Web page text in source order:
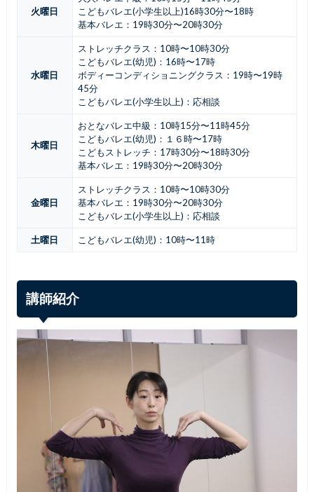
火曜日
こどもバレエ(小学生以上)16時30分〜18時
基本バレエ：19時30分〜20時30分
水曜日
ストレッチクラス：10時〜10時30分
こどもバレエ(幼児)：16時〜17時
ボディーコンディショニングクラス：19時〜19時
45分
こどもバレエ(小学生以上)：応相談
木曜日
おとなバレエ中級：10時15分〜11時45分
こどもバレエ(幼児)：１６時〜17時
こどもストレッチ：17時30分〜18時30分
基本バレエ：19時30分〜20時30分
金曜日
ストレッチクラス：10時〜10時30分
基本バレエ：19時30分〜20時30分
こどもバレエ(小学生以上)：応相談
土曜日 こどもバレエ(幼児)：10時〜11時
講師紹介